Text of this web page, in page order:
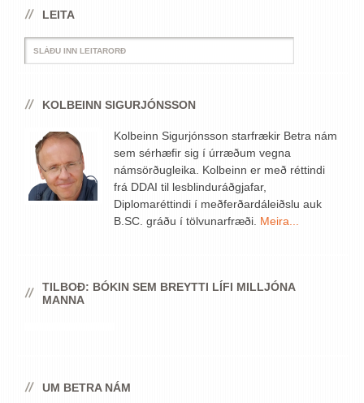
LEITA
KOLBEINN SIGURJÓNSSON
Kolbeinn Sigurjónsson starfrækir Betra nám
sem sérhæfir sig í úrræðum vegna
námsörðugleika. Kolbeinn er með réttindi
frá DDAI til lesblinduráðgjafar,
Diplomaréttindi í meðferðardáleiðslu auk
B.SC. gráðu í tölvunarfræði. Meira...
TILBOÐ: BÓKIN SEM BREYTTI LÍFI MILLJÓNA
MANNA
UM BETRA NÁM